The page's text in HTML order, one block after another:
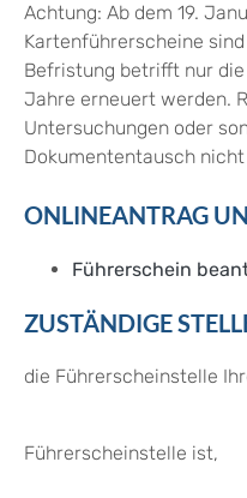
Achtung: Ab dem 19.
Kartenführerscheine
Befristung betrifft nur die
Jahre erneuert werden.
Untersuchungen oder
Dokumententausch
ONLINEANTRAG
Führerschein
ZUSTÄNDIGE
die Führerscheinstelle
Führerscheinstelle ist,